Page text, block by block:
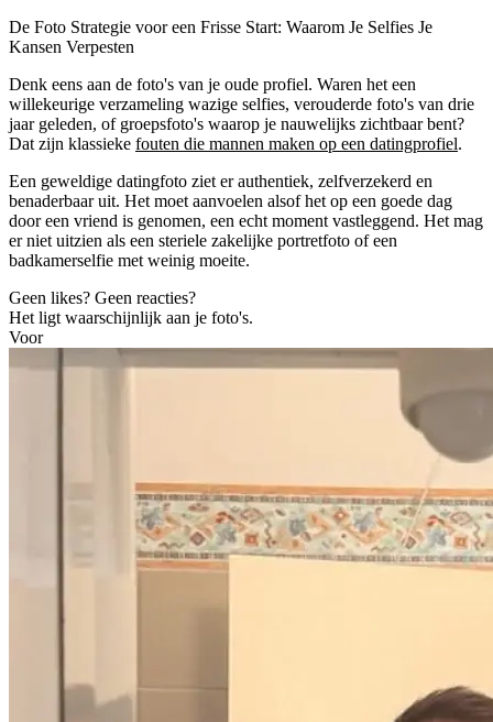
De Foto Strategie voor een Frisse Start: Waarom Je Selfies Je
Kansen Verpesten
Denk eens aan de foto's van je oude profiel. Waren het een
willekeurige verzameling wazige selfies, verouderde foto's van drie
jaar geleden, of groepsfoto's waarop je nauwelijks zichtbaar bent?
Dat zijn klassieke fouten die mannen maken op een datingprofiel.
Een geweldige datingfoto ziet er authentiek, zelfverzekerd en
benaderbaar uit. Het moet aanvoelen alsof het op een goede dag
door een vriend is genomen, een echt moment vastleggend. Het mag
er niet uitzien als een steriele zakelijke portretfoto of een
badkamerselfie met weinig moeite.
Geen likes? Geen reacties?
Het ligt waarschijnlijk aan je foto's.
Voor